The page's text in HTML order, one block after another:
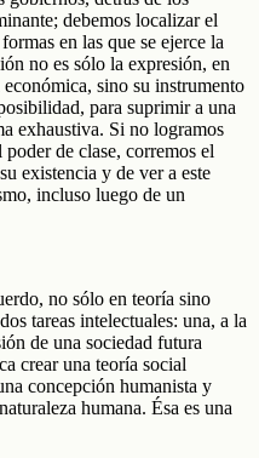
debemos localizar el
en las que se ejerce la
no es sólo la expresión, en
sino su instrumento
para suprimir a una
exhaustiva. Si no logramos
de clase, corremos el
existencia y de ver a este
incluso luego de un
no sólo en teoría sino
tareas intelectuales: una, a la
de una sociedad futura
crear una teoría social
concepción humanista y
humana. Ésa es una